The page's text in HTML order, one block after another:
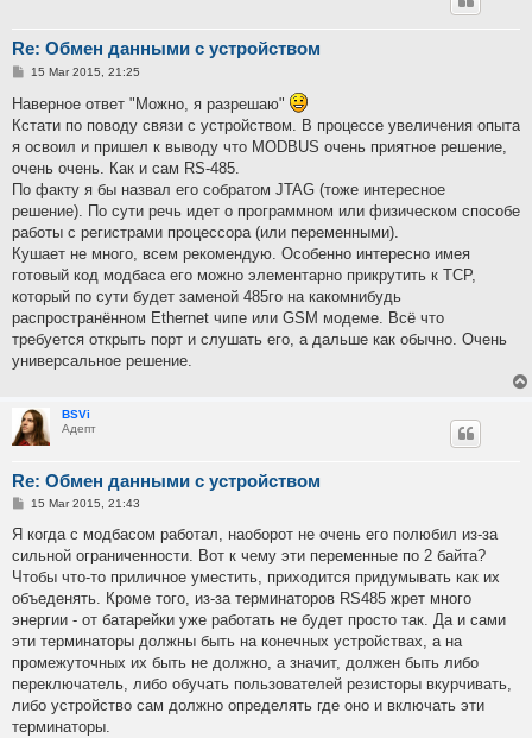
Re: Обмен данными с устройством
P
s
t
15 Mar 2015, 21:25
Наверное ответ "Можно, я разрешаю"
Кстати по поводу связи с устройством. В процессе увеличения опыта
я освоил и пришел к выводу что MODBUS очень приятное решение,
очень очень. Как и сам RS-485.
По факту я бы назвал его собратом JTAG (тоже интересное
решение). По сути речь идет о программном или физическом способе
работы с регистрами процессора (или переменными).
Кушает не много, всем рекомендую. Особенно интересно имея
готовый код модбаса его можно элементарно прикрутить к TCP,
который по сути будет заменой 485го на какомнибудь
распространённом Ethernet чипе или GSM модеме. Всё что
требуется открыть порт и слушать его, а дальше как обычно. Очень
универсальное решение.
BSVi
Адепт
Re: Обмен данными с устройством
P
s
15 Mar 2015, 21:43
Я когда с модбасом работал, наоборот не очень его полюбил из-за
сильной ограниченности. Вот к чему эти переменные по 2 байта?
Чтобы что-то приличное уместить, приходится придумывать как их
объеденять. Кроме того, из-за терминаторов RS485 жрет много
энергии - от батарейки уже работать не будет просто так. Да и сами
эти терминаторы должны быть на конечных устройствах, а на
промежуточных их быть не должно, а значит, должен быть либо
переключатель, либо обучать пользователей резисторы вкурчивать,
либо устройство сам должно определять где оно и включать эти
терминаторы.